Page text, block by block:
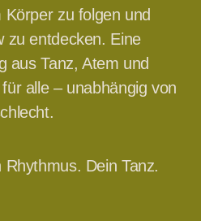
zu folgen und
zu entdecken. Eine
aus Tanz, Atem und
alle – unabhängig von
Rhythmus. Dein Tanz.